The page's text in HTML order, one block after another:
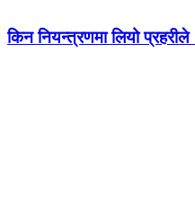
किन नियन्त्रणमा लियो